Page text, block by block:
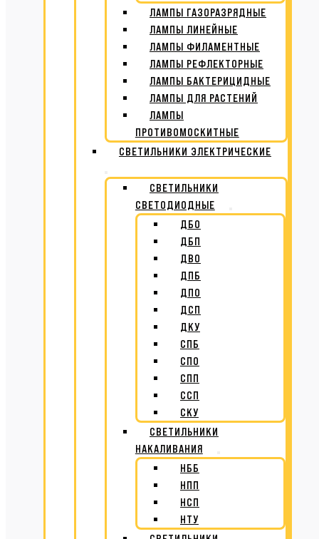
ЛАМПЫ ГАЗОРАЗРЯДНЫЕ
ЛАМПЫ ЛИНЕЙНЫЕ
ЛАМПЫ ФИЛАМЕНТНЫЕ
ЛАМПЫ РЕФЛЕКТОРНЫЕ
ЛАМПЫ БАКТЕРИЦИДНЫЕ
ЛАМПЫ ДЛЯ РАСТЕНИЙ
ЛАМПЫ
ПРОТИВОМОСКИТНЫЕ
СВЕТИЛЬНИКИ ЭЛЕКТРИЧЕСКИЕ
СВЕТИЛЬНИКИ
СВЕТОДИОДНЫЕ
ДБО
ДБП
ДВО
ДПБ
ДПО
ДСП
ДКУ
СПБ
СПО
СПП
ССП
СКУ
СВЕТИЛЬНИКИ
НАКАЛИВАНИЯ
НББ
НПП
НСП
НТУ